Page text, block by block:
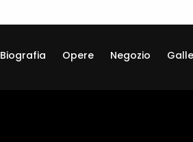
Biografia Opere Negozio